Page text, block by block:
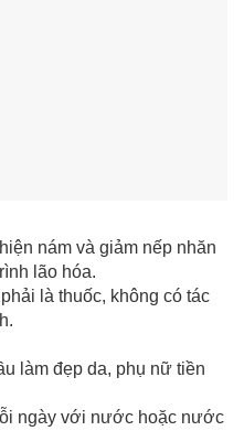
nám và giảm nếp nhăn
lão hóa.
là thuốc, không có tác
làm đẹp da, phụ nữ tiền
ngày với nước hoặc nước